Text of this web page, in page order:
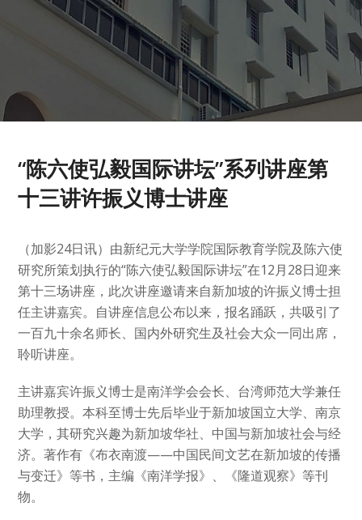
“陈六使弘毅国际讲坛”系列讲座第
十三讲许振义博士讲座
（加影24日讯）由新纪元大学学院国际教育学院及陈六使
研究所策划执行的“陈六使弘毅国际讲坛”在12月28日迎来
第十三场讲座，此次讲座邀请来自新加坡的许振义博士担
任主讲嘉宾。自讲座信息公布以来，报名踊跃，共吸引了
一百九十余名师长、国内外研究生及社会大众一同出席，
聆听讲座。
主讲嘉宾许振义博士是南洋学会会长、台湾师范大学兼任
助理教授。本科至博士先后毕业于新加坡国立大学、南京
大学，其研究兴趣为新加坡华社、中国与新加坡社会与经
济。著作有《布衣南渡——中国民间文艺在新加坡的传播
与变迁》等书，主编《南洋学报》、《隆道观察》等刊
物。